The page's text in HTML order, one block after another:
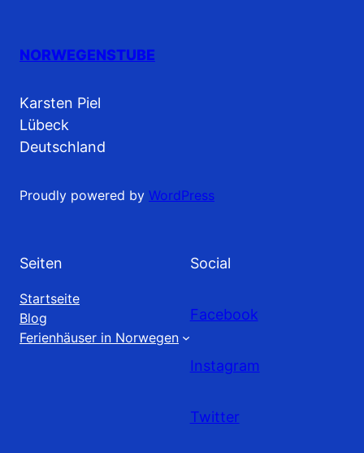
NORWEGENSTUBE
Karsten Piel
Lübeck
Deutschland
Proudly powered by WordPress
Seiten
Startseite
Blog
Ferienhäuser in Norwegen
Social
Facebook
Instagram
Twitter